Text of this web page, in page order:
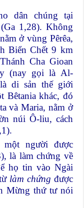
dân chúng tại
1,28). Không
ở vùng Pêrêa,
Biển Chết 9 km
Cha Gioan
(nay gọi là Al-
di sản thế giới
Bêtania khác, đó
và Maria, nằm ở
núi Ô-liu, cách
một người được
là làm chứng về
họ tin vào Ngài
làm chứng được
Mừng thứ tư nói